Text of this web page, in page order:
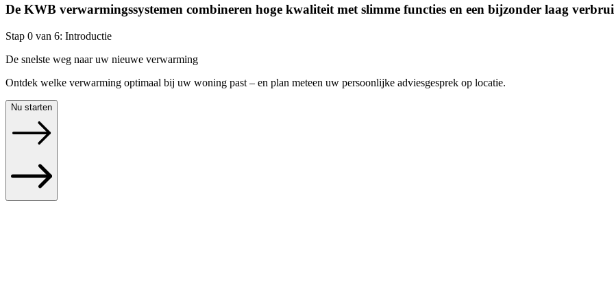
De KWB verwarmingssystemen combineren hoge kwaliteit met slimme functies en een bijzonder laag
Stap 0 van 6: Introductie
De snelste weg naar uw nieuwe verwarming
Ontdek welke verwarming optimaal bij uw woning past – en plan meteen uw persoonlijke adviesgesprek op locatie.
Nu starten